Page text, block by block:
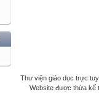
Thư viện giáo dục trực
Website được thừa kế